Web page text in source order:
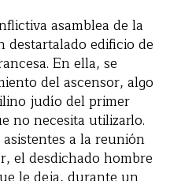
asamblea de la
destartalado edificio de
En ella, se
del ascensor, algo
judío del primer
no necesita utilizarlo.
a la reunión
el desdichado hombre